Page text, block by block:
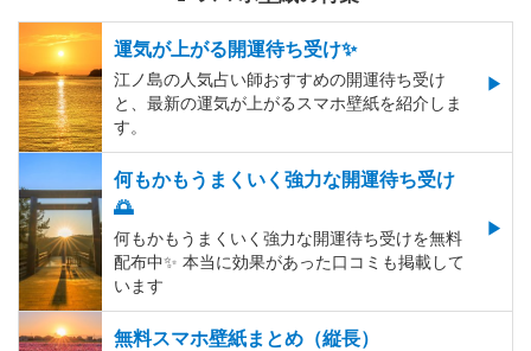
運気が上がる開運待ち受け✨
江ノ島の人気占い師おすすめの開運待ち受け
と、最新の運気が上がるスマホ壁紙を紹介しま
す。
何もかもうまくいく強力な開運待ち受け
🌅
何もかもうまくいく強力な開運待ち受けを無料
配布中✨️ 本当に効果があった口コミも掲載して
います
無料スマホ壁紙まとめ（縦長）